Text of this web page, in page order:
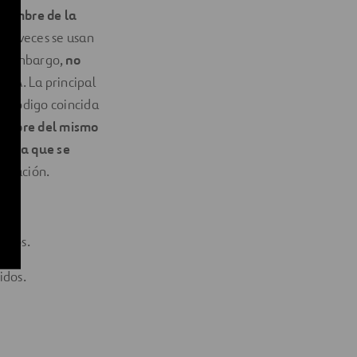
de la
veces se usan
embargo, no
La principal
código coincida
del mismo
que se